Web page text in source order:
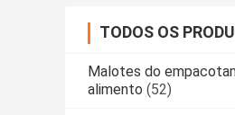
TODOS OS
Malotes do
alimento (52)